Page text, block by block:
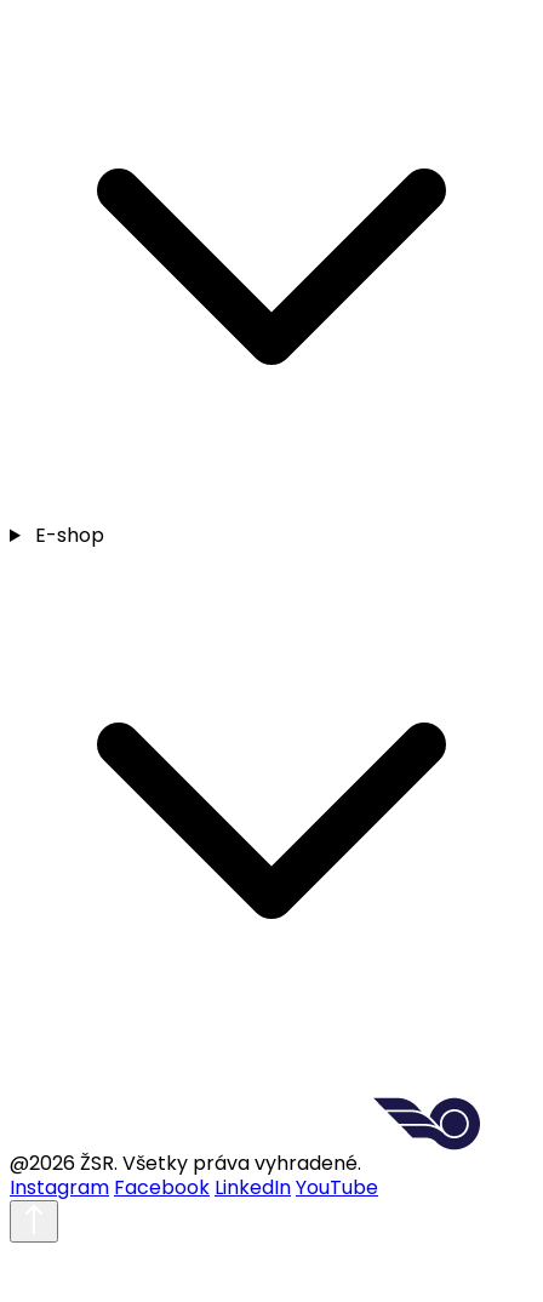
E-shop
@2026 ŽSR. Všetky práva vyhradené.
Instagram Facebook LinkedInYouTube